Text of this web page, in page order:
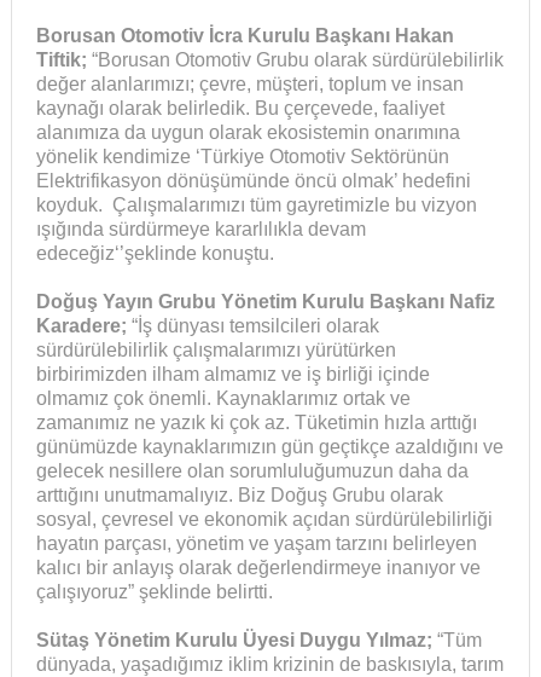
Borusan Otomotiv İcra Kurulu Başkanı Hakan
Tiftik; “Borusan Otomotiv Grubu olarak sürdürülebilirlik
değer alanlarımızı; çevre, müşteri, toplum ve insan
kaynağı olarak belirledik. Bu çerçevede, faaliyet
alanımıza da uygun olarak ekosistemin onarımına
yönelik kendimize ‘Türkiye Otomotiv Sektörünün
Elektrifikasyon dönüşümünde öncü olmak’ hedefini
koyduk. Çalışmalarımızı tüm gayretimizle bu vizyon
ışığında sürdürmeye kararlılıkla devam
edeceğiz‘’şeklinde konuştu.
Doğuş Yayın Grubu Yönetim Kurulu Başkanı Nafiz
Karadere; “İş dünyası temsilcileri olarak
sürdürülebilirlik çalışmalarımızı yürütürken
birbirimizden ilham almamız ve iş birliği içinde
olmamız çok önemli. Kaynaklarımız ortak ve
zamanımız ne yazık ki çok az. Tüketimin hızla arttığı
günümüzde kaynaklarımızın gün geçtikçe azaldığını ve
gelecek nesillere olan sorumluluğumuzun daha da
arttığını unutmamalıyız. Biz Doğuş Grubu olarak
sosyal, çevresel ve ekonomik açıdan sürdürülebilirliği
hayatın parçası, yönetim ve yaşam tarzını belirleyen
kalıcı bir anlayış olarak değerlendirmeye inanıyor ve
çalışıyoruz” şeklinde belirtti.
Sütaş Yönetim Kurulu Üyesi Duygu Yılmaz; “Tüm
dünyada, yaşadığımız iklim krizinin de baskısıyla, tarım